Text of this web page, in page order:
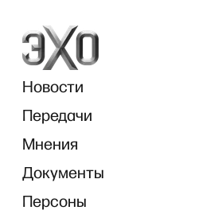
Новости
Передачи
Мнения
Документы
Персоны